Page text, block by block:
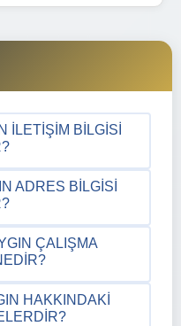
İLETIŞIM BILGISI
ADRES BILGISI
ÇALIŞMA
HAKKINDAKI